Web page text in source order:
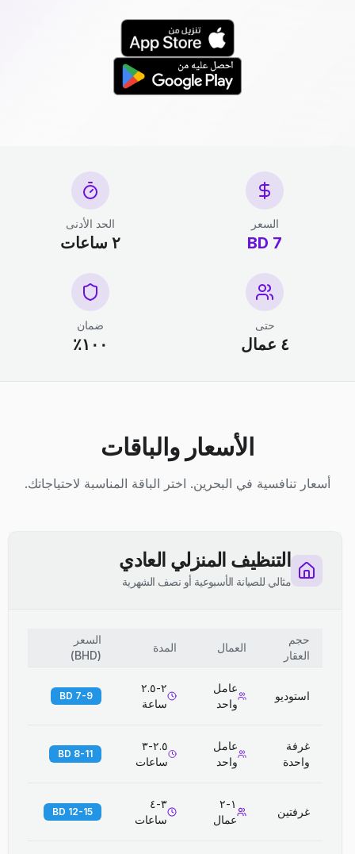
السعر
7 BD
الحد الأدنى
٢ ساعات
حتى
٤ عمال
ضمان
١٠٠٪
الأسعار والباقات
أسعار تنافسية في البحرين. اختر الباقة المناسبة لاحتياجاتك.
التنظيف المنزلي العادي
مثالي للصيانة الأسبوعية أو نصف الشهرية
حجم
العقار
العمال المدة
السعر
(
BHD
)
استوديو
عامل
واحد
٢-٢.٥
ساعة
7-9 BD
غرفة
واحدة
عامل
واحد
٢.٥-٣
ساعات
8-11 BD
غرفتين
١-٢
عمال
٣-٤
ساعات
12-15 BD